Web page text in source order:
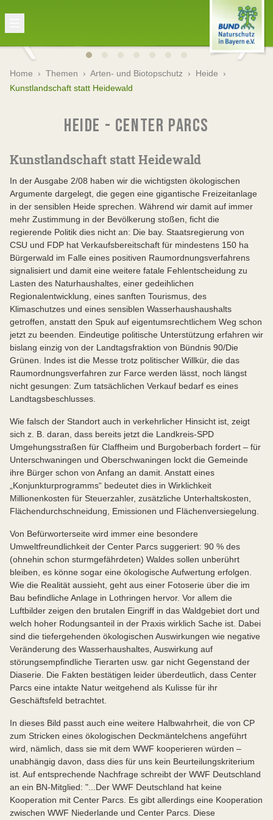
Home › Themen › Arten- und Biotopschutz › Heide ›
Kunstlandschaft statt Heidewald
HEIDE - CENTER PARCS
Kunstlandschaft statt Heidewald
In der Ausgabe 2/08 haben wir die wichtigsten ökologischen
Argumente dargelegt, die gegen eine gigantische Freizeitanlage
in der sensiblen Heide sprechen. Während wir damit auf immer
mehr Zustimmung in der Bevölkerung stoßen, ficht die
regierende Politik dies nicht an: Die bay. Staatsregierung von
CSU und FDP hat Verkaufsbereitschaft für mindestens 150 ha
Bürgerwald im Falle eines positiven Raumordnungsverfahrens
signalisiert und damit eine weitere fatale Fehlentscheidung zu
Lasten des Naturhaushaltes, einer gedeihlichen
Regionalentwicklung, eines sanften Tourismus, des
Klimaschutzes und eines sensiblen Wasserhaushaushalts
getroffen, anstatt den Spuk auf eigentumsrechtlichem Weg schon
jetzt zu beenden. Eindeutige politische Unterstützung erfahren wir
bislang einzig von der Landtagsfraktion von Bündnis 90/Die
Grünen. Indes ist die Messe trotz politischer Willkür, die das
Raumordnungsverfahren zur Farce werden lässt, noch längst
nicht gesungen: Zum tatsächlichen Verkauf bedarf es eines
Landtagsbeschlusses.
Wie falsch der Standort auch in verkehrlicher Hinsicht ist, zeigt
sich z. B. daran, dass bereits jetzt die Landkreis-SPD
Umgehungsstraßen für Claffheim und Burgoberbach fordert – für
Unterschwaningen und Oberschwaningen lockt die Gemeinde
ihre Bürger schon von Anfang an damit. Anstatt eines
„Konjunkturprogramms“ bedeutet dies in Wirklichkeit
Millionenkosten für Steuerzahler, zusätzliche Unterhaltskosten,
Flächendurchschneidung, Emissionen und Flächenversiegelung.
Von Befürworterseite wird immer eine besondere
Umweltfreundlichkeit der Center Parcs suggeriert: 90 % des
(ohnehin schon sturmgefährdeten) Waldes sollen unberührt
bleiben, es könne sogar eine ökologische Aufwertung erfolgen.
Wie die Realität aussieht, geht aus einer Fotoserie über die im
Bau befindliche Anlage in Lothringen hervor. Vor allem die
Luftbilder zeigen den brutalen Eingriff in das Waldgebiet dort und
welch hoher Rodungsanteil in der Praxis wirklich Sache ist. Dabei
sind die tiefergehenden ökologischen Auswirkungen wie negative
Veränderung des Wasserhaushaltes, Auswirkung auf
störungsempfindliche Tierarten usw. gar nicht Gegenstand der
Diaserie. Die Fakten bestätigen leider überdeutlich, dass Center
Parcs eine intakte Natur weitgehend als Kulisse für ihr
Geschäftsfeld betrachtet.
In dieses Bild passt auch eine weitere Halbwahrheit, die von CP
zum Stricken eines ökologischen Deckmäntelchens angeführt
wird, nämlich, dass sie mit dem WWF kooperieren würden –
unabhängig davon, dass dies für uns kein Beurteilungskriterium
ist. Auf entsprechende Nachfrage schreibt der WWF Deutschland
an ein BN-Mitglied: "...Der WWF Deutschland hat keine
Kooperation mit Center Parcs. Es gibt allerdings eine Kooperation
zwischen WWF Niederlande und Center Parcs. Diese